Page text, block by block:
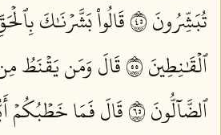
تُبَشِّرُونَ ٥٤
قَالُواْ بَشَّرۡنَٰكَ
ٱلۡقَٰنِطِينَ ٥٥
قَالَ وَمَن يَقۡنَطُ
ٱلضَّآلُّونَ ٥٦
قَالَ فَمَا خَطۡبُكُمۡ